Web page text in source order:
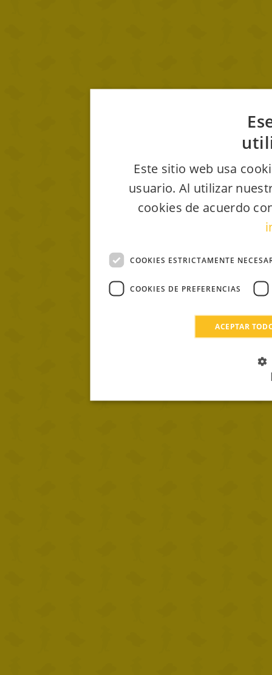
Este sitio web usa
usuario. Al utilizar
cookies de acuerdo
COOKIES ESTRICTAMENTE
COOKIES DE PREFERENCIAS
ACEPTAR